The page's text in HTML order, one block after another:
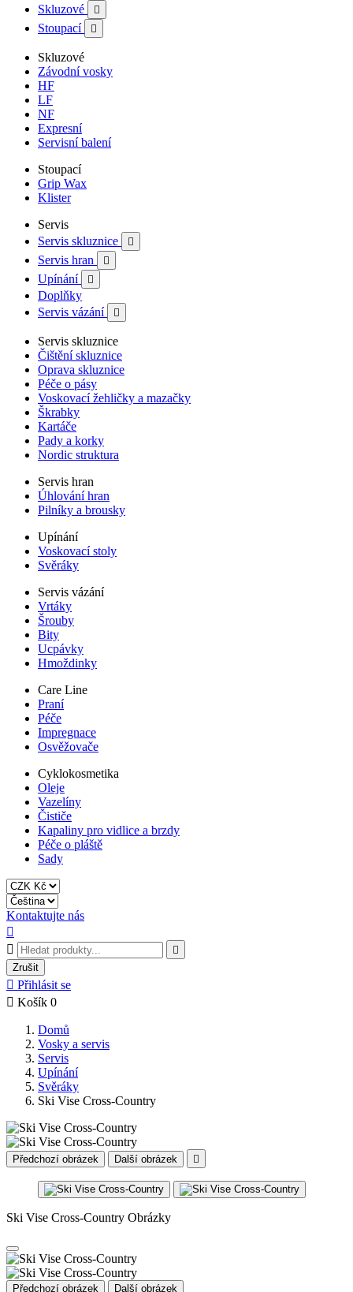
Skluzové

Stoupací 
Skluzové
Závodní vosky
HF
LF
NF
Expresní
Servisní balení
Stoupací
Grip Wax
Klister
Servis
Servis skluznice

Servis hran 
Upínání 
Doplňky
Servis vázání

Servis skluznice
Čištění skluznice
Oprava skluznice
Péče o pásy
Voskovací žehličky a mazačky
Škrabky
Kartáče
Pady a korky
Nordic struktura
Servis hran
Úhlování hran
Pilníky a brousky
Upínání
Voskovací stoly
Svěráky
Servis vázání
Vrtáky
Šrouby
Bity
Ucpávky
Hmoždinky
Care Line
Praní
Péče
Impregnace
Osvěžovače
Cyklokosmetika
Oleje
Vazelíny
Čističe
Kapaliny pro vidlice a brzdy
Péče o pláště
Sady
Kontaktujte nás



Zrušit
 Přihlásit se
 Košík 0
Domů
Vosky a servis
Servis
Upínání
Svěráky
Ski Vise Cross-Country
Předchozí obrázek Další obrázek 
Ski Vise Cross-Country Obrázky
Předchozí obrázek Další obrázek